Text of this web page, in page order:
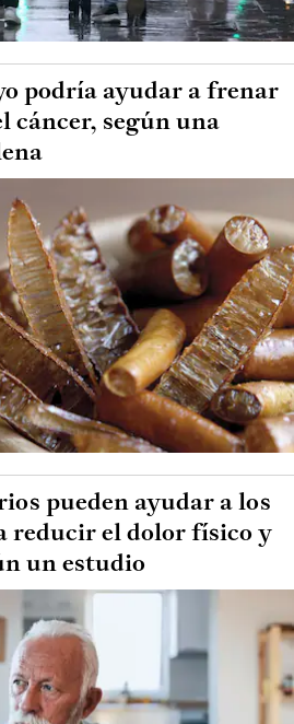
podría ayudar a frenar
cáncer, según una
pueden ayudar a los
reducir el dolor físico y
un estudio